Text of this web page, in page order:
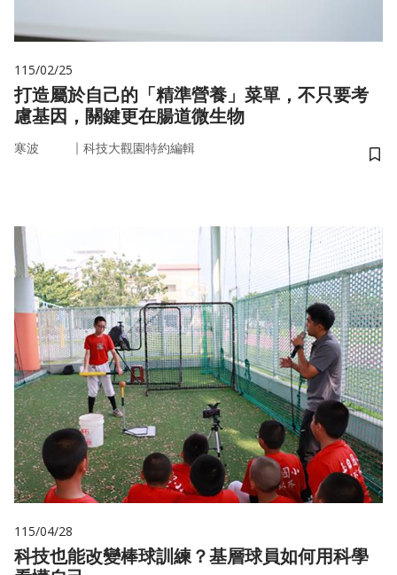
115/02/25
打造屬於自己的「精準營養」菜單，不只要考
慮基因，關鍵更在腸道微生物
寒波 ｜ 科技大觀園特約編輯
儲
115/04/28
科技也能改變棒球訓練？基層球員如何用科學